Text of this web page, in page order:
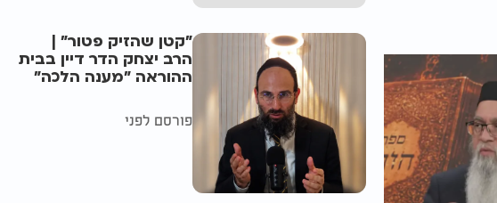
"קטן שהזיק פטור" |
הרב יצחק הדר דיין בבית
ההוראה "מענה הלכה"
פורסם לפני